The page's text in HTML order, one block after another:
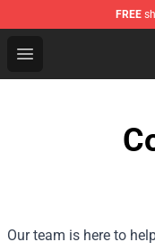
FREE
Open menu
Fairy Tail Store
Our team is here to